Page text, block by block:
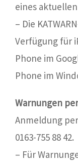
eines
– Die
Verfügung für
Phone im
Phone im
Warnungen
Anmeldung
0163-755 88 42.
– Für